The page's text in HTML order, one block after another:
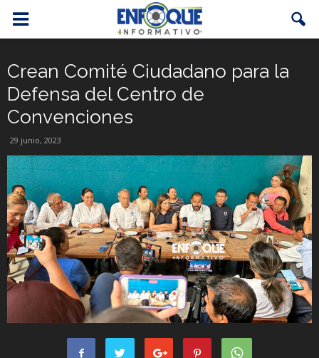
Crean Comité Ciudadano para la
Defensa del Centro de
Convenciones
29 junio, 2023